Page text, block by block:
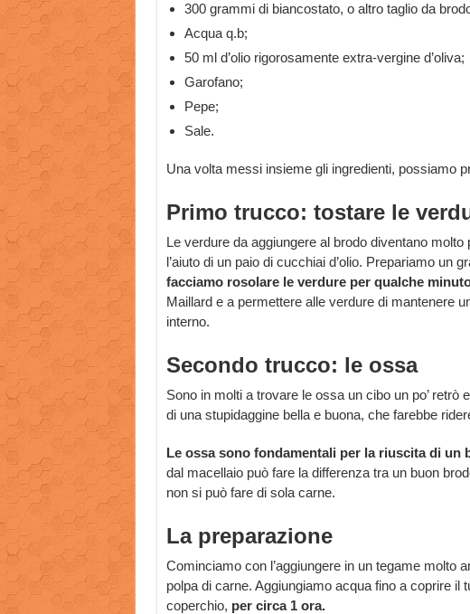
300 grammi di biancostato, o altro taglio da
Acqua q.b;
50 ml d’olio rigorosamente extra-vergine d’oliva;
Garofano;
Pepe;
Sale.
Una volta messi insieme gli ingredienti, possiamo
Primo trucco: tostare le
Le verdure da aggiungere al brodo diventano
l’aiuto di un paio di cucchiai d’olio. Prepariamo un
facciamo rosolare le verdure per qualche
Maillard e a permettere alle verdure di mantenere
interno.
Secondo trucco: le ossa
Sono in molti a trovare le ossa un cibo un po’ retrò
di una stupidaggine bella e buona, che farebbe
Le ossa sono fondamentali per la riuscita di un
dal macellaio può fare la differenza tra un buon
non si può fare di sola carne.
La preparazione
Cominciamo con l’aggiungere in un tegame molto
polpa di carne. Aggiungiamo acqua fino a coprire
coperchio, per circa 1 ora.